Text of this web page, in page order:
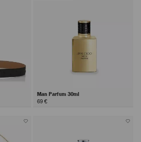
Man Parfum 30ml
69 €